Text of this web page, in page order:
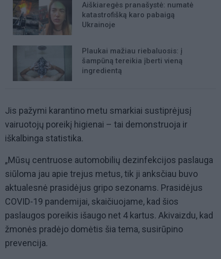
Aiškiaregės pranašystė: numatė
katastrofišką karo pabaigą
Ukrainoje
Plaukai mažiau riebaluosis: į
šampūną tereikia įberti vieną
ingredientą
Jis pažymi karantino metu smarkiai sustiprėjusį
vairuotojų poreikį higienai – tai demonstruoja ir
iškalbinga statistika.
„Mūsų centruose automobilių dezinfekcijos paslauga
siūloma jau apie trejus metus, tik ji anksčiau buvo
aktualesnė prasidėjus gripo sezonams. Prasidėjus
COVID-19 pandemijai, skaičiuojame, kad šios
paslaugos poreikis išaugo net 4 kartus. Akivaizdu, kad
žmonės pradėjo domėtis šia tema, susirūpino
prevencija.